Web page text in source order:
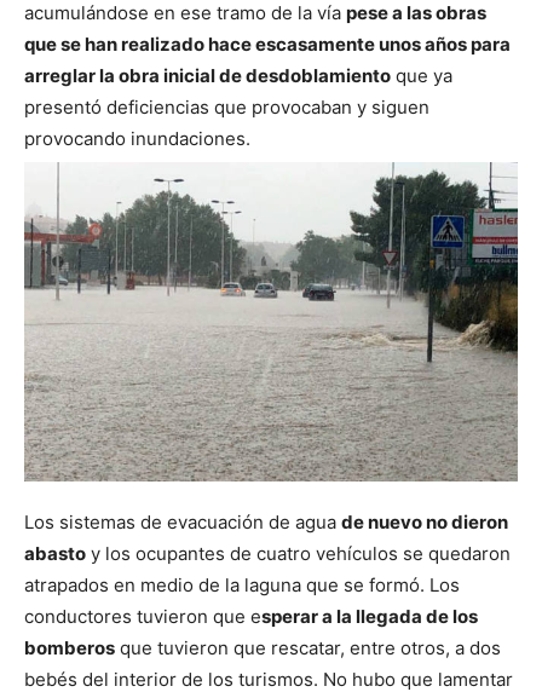
acumulándose en ese tramo de la vía pese a las obras
que se han realizado hace escasamente unos años para
arreglar la obra inicial de desdoblamiento que ya
presentó deficiencias que provocaban y siguen
provocando inundaciones.
Los sistemas de evacuación de agua de nuevo no dieron
abasto y los ocupantes de cuatro vehículos se quedaron
atrapados en medio de la laguna que se formó. Los
conductores tuvieron que esperar a la llegada de los
bomberos que tuvieron que rescatar, entre otros, a dos
bebés del interior de los turismos. No hubo que lamentar